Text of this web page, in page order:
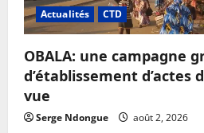
Actualités CTD
OBALA: une campagne
d’établissement d’actes
vue
Serge Ndongue août 2, 2026